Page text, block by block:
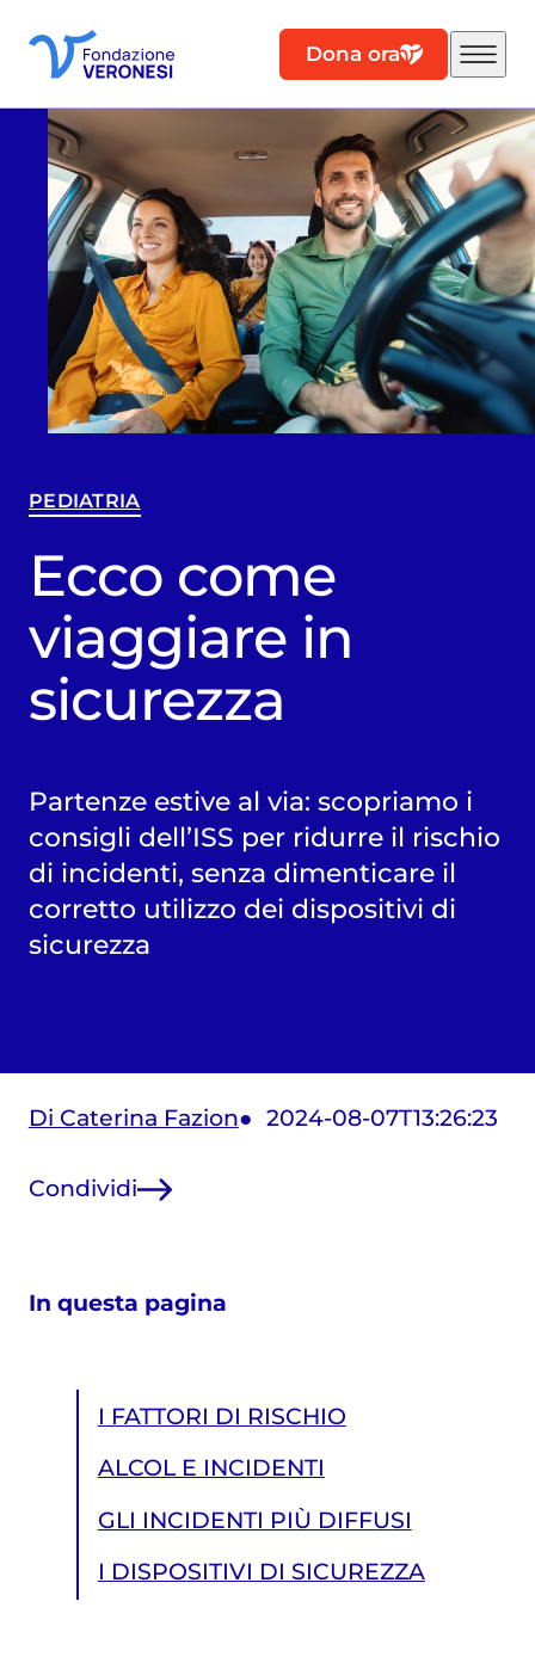
Dona ora
PEDIATRIA
Ecco come
viaggiare in
sicurezza
Partenze estive al via: scopriamo i
consigli dell’ISS per ridurre il rischio
di incidenti, senza dimenticare il
corretto utilizzo dei dispositivi di
sicurezza
Di Caterina Fazion 2024-08-07T13:26:23
Condividi
In questa pagina
I FATTORI DI RISCHIO
ALCOL E INCIDENTI
GLI INCIDENTI PIÙ DIFFUSI
I DISPOSITIVI DI SICUREZZA